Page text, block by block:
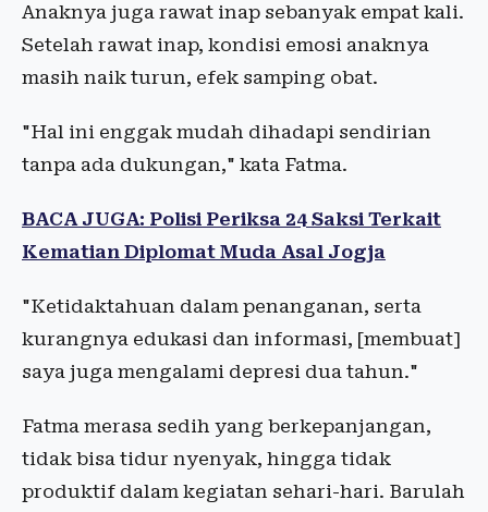
Anaknya juga rawat inap sebanyak empat kali.
Setelah rawat inap, kondisi emosi anaknya
masih naik turun, efek samping obat.
"Hal ini enggak mudah dihadapi sendirian
tanpa ada dukungan," kata Fatma.
BACA JUGA: Polisi Periksa 24 Saksi Terkait
Kematian Diplomat Muda Asal Jogja
"Ketidaktahuan dalam penanganan, serta
kurangnya edukasi dan informasi, [membuat]
saya juga mengalami depresi dua tahun."
Fatma merasa sedih yang berkepanjangan,
tidak bisa tidur nyenyak, hingga tidak
produktif dalam kegiatan sehari-hari. Barulah